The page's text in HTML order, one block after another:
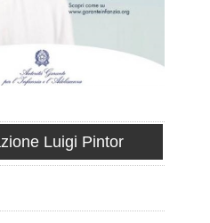
Luigi Pintor